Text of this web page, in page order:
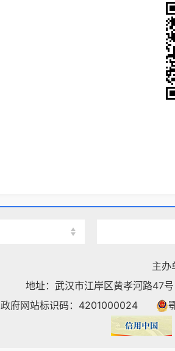
主办
地址：武汉市江岸区黄孝河路47号
政府网站标识码：4201000024